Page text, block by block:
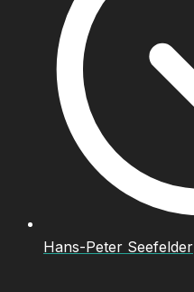
Hans-Peter Seefelder